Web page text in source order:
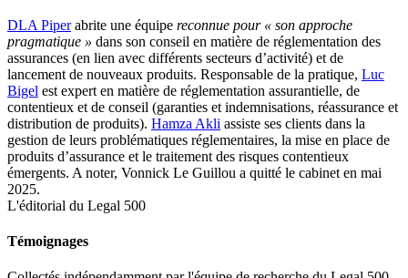
DLA Piperabrite une équipe reconnue pour « son approche
pragmatique » dans son conseil en matière de réglementation des
assurances (en lien avec différents secteurs d’activité) et de
lancement de nouveaux produits. Responsable de la pratique, Luc
Bigel est expert en matière de réglementation assurantielle, de
contentieux et de conseil (garanties et indemnisations, réassurance et
distribution de produits). Hamza Akli assiste ses clients dans la
gestion de leurs problématiques réglementaires, la mise en place de
produits d’assurance et le traitement des risques contentieux
émergents. A noter, Vonnick Le Guillou a quitté le cabinet en mai
2025.
L'éditorial du Legal 500
Témoignages